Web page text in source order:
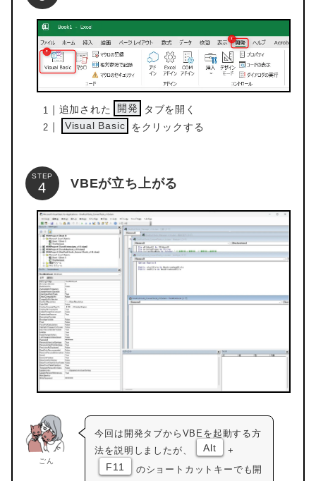
追加された 開発
タブを開く
Visual Basic
をクリックする
STEP
VBEが立ち上がる
ごん
今回は開発タブからVBEを起動する方
法を説明しましたが、
Alt +
F11
のショートカットキーでも開